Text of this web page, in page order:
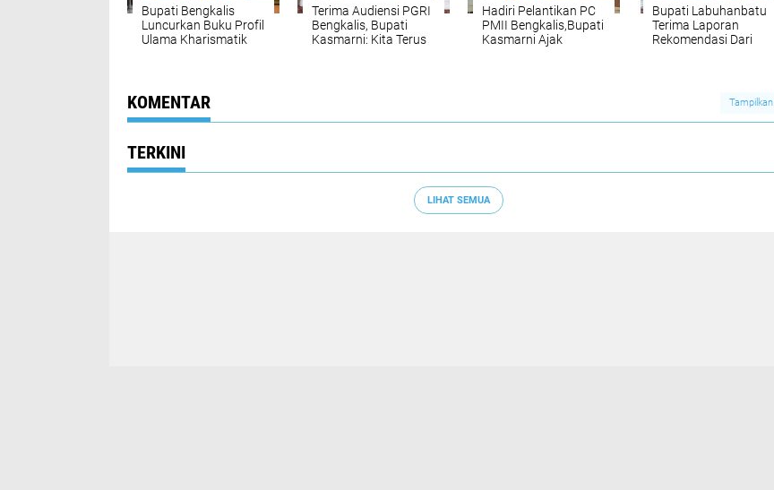
Bupati Bengkalis
Luncurkan Buku Profil
Ulama Kharismatik
Perjuangan
Terima Audiensi PGRI
Bengkalis, Bupati
Kasmarni: Kita Terus
Hadiri Pelantikan PC
PMII Bengkalis,Bupati
Kasmarni Ajak
Bupati Labuhanbatu
Terima Laporan
Rekomendasi Dari
KOMENTAR Tampilkan
TERKINI
LIHAT SEMUA